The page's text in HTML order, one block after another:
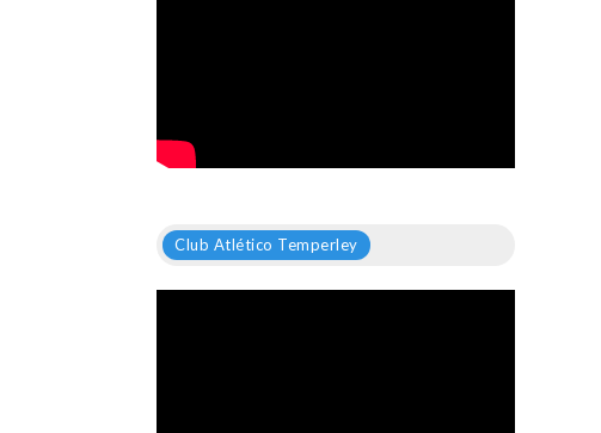
Club Atlético Temperley